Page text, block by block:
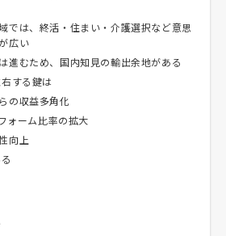
では、終活・住まい・介護選択など意思
広い
進むため、国内知見の輸出余地がある
する鍵は
の収益多角化
ォーム比率の拡大
向上